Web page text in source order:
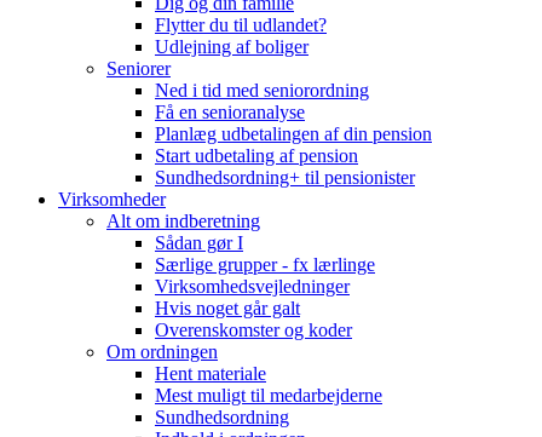
Flytter du til udlandet?
Udlejning af boliger
Seniorer
Ned i tid med seniorordning
Få en senioranalyse
Planlæg udbetalingen af din pension
Start udbetaling af pension
Sundhedsordning+ til pensionister
Virksomheder
Alt om indberetning
Sådan gør I
Særlige grupper - fx lærlinge
Virksomhedsvejledninger
Hvis noget går galt
Overenskomster og koder
Om ordningen
Hent materiale
Mest muligt til medarbejderne
Sundhedsordning